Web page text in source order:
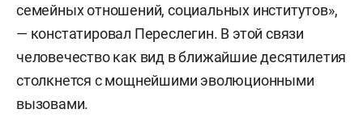
семейных отношений, социальных институтов»,
— констатировал Переслегин. В этой связи
человечество как вид в ближайшие десятилетия
столкнется с мощнейшими эволюционными
вызовами.